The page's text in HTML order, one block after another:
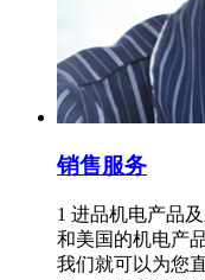
销售服务
1 进品机电产品
和美国的机电产
我们就可以为您